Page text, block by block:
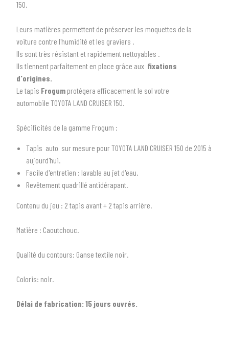
SÉLECTIONNEZ LE TYPE DE VOTRE VÉHICULE
Tous les types
2SÉLECTIONNEZ LA MARQUE DE VOTRE VÉHICULE
Toutes les marques
PRÉCISEZ LE MODÈLE
Tous les modèles
150.
Leurs matières permettent de préserver les moquettes de la
voiture contre l'humidité et les graviers .
Ils sont très résistant et rapidement nettoyables .
Ils tiennent parfaitement en place grâce aux fixations
d'origines.
Le tapis Frogum protégera efficacement le sol votre
automobile TOYOTA LAND CRUISER 150.
Spécificités de la gamme Frogum :
Tapis auto sur mesure pour TOYOTA LAND CRUISER 150 de 2015 à
aujourd'hui.
Facile d'entretien : lavable au jet d'eau.
Revêtement quadrillé antidérapant.
Contenu du jeu : 2 tapis avant + 2 tapis arrière.
Matière : Caoutchouc.
Qualité du contours: Ganse textile noir.
Coloris: noir.
Délai de fabrication: 15 jours ouvrés.